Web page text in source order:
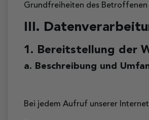
Grundfreiheiten des Betroffenen
III.
1. Bereitstellung der
a. Beschreibung und
Bei jedem Aufruf unserer